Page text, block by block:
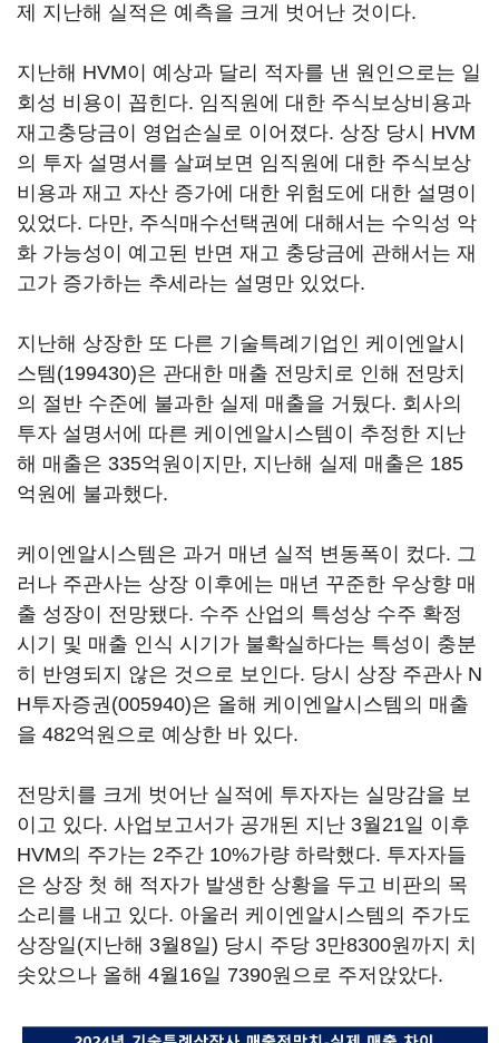
제 지난해 실적은 예측을 크게 벗어난 것이다.
지난해 HVM이 예상과 달리 적자를 낸 원인으로는 일
회성 비용이 꼽힌다. 임직원에 대한 주식보상비용과
재고충당금이 영업손실로 이어졌다. 상장 당시 HVM
의 투자 설명서를 살펴보면 임직원에 대한 주식보상
비용과 재고 자산 증가에 대한 위험도에 대한 설명이
있었다. 다만, 주식매수선택권에 대해서는 수익성 악
화 가능성이 예고된 반면 재고 충당금에 관해서는 재
고가 증가하는 추세라는 설명만 있었다.
지난해 상장한 또 다른 기술특례기업인 케이엔알시
스템(199430)은 관대한 매출 전망치로 인해 전망치
의 절반 수준에 불과한 실제 매출을 거뒀다. 회사의
투자 설명서에 따른 케이엔알시스템이 추정한 지난
해 매출은 335억원이지만, 지난해 실제 매출은 185
억원에 불과했다.
케이엔알시스템은 과거 매년 실적 변동폭이 컸다. 그
러나 주관사는 상장 이후에는 매년 꾸준한 우상향 매
출 성장이 전망됐다. 수주 산업의 특성상 수주 확정
시기 및 매출 인식 시기가 불확실하다는 특성이 충분
히 반영되지 않은 것으로 보인다. 당시 상장 주관사 N
H투자증권(005940)은 올해 케이엔알시스템의 매출
을 482억원으로 예상한 바 있다.
전망치를 크게 벗어난 실적에 투자자는 실망감을 보
이고 있다. 사업보고서가 공개된 지난 3월21일 이후
HVM의 주가는 2주간 10%가량 하락했다. 투자자들
은 상장 첫 해 적자가 발생한 상황을 두고 비판의 목
소리를 내고 있다. 아울러 케이엔알시스템의 주가도
상장일(지난해 3월8일) 당시 주당 3만8300원까지 치
솟았으나 올해 4월16일 7390원으로 주저앉았다.